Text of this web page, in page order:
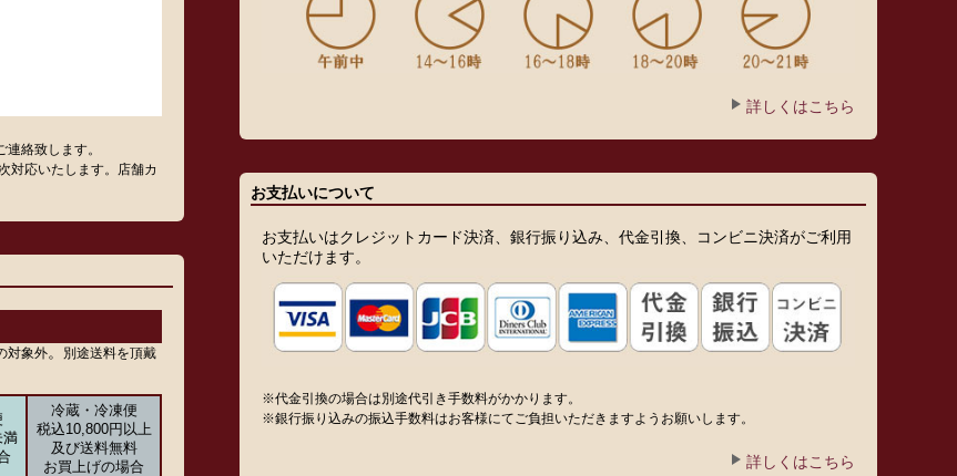
絡致します。
対応いたします。店舗カ
対象外。
別途送料を頂戴
満
冷蔵・冷凍便
税込10,800円以上
及び送料無料
お買上げの場合
詳しくはこちら
お支払いについて
お支払いはクレジットカード決済、銀行振り込み、代金引換、コンビニ決済がご利用
いただけます。
※代金引換の場合は別途代引き手数料がかかります。
※銀行振り込みの振込手数料はお客様にてご負担いただきますようお願いします。
詳しくはこちら